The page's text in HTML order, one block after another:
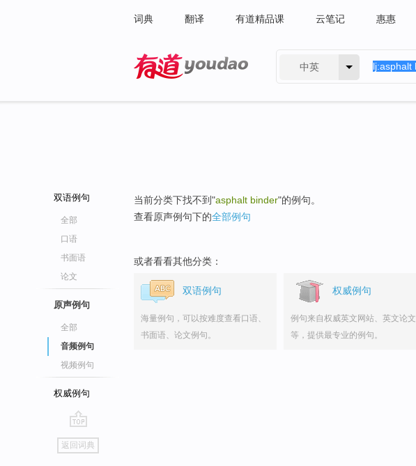
词典 翻译 有道精品课 云笔记 惠惠
中英
双语例句
全部
口语
书面语
论文
原声例句
全部
音频例句
视频例句
权威例句
go
top
返回词典
当前分类下找不到"asphalt binder"的例句。
查看原声例句下的全部例句
或者看看其他分类：
双语例句
海量例句，可以按难度查看口语、
书面语、论文例句。
权威例句
例句来自权威英文网站、英文论文
等，提供最专业的例句。